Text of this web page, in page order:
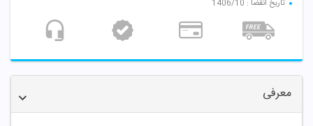
تاریخ انقضا : 1406/10
معرفی